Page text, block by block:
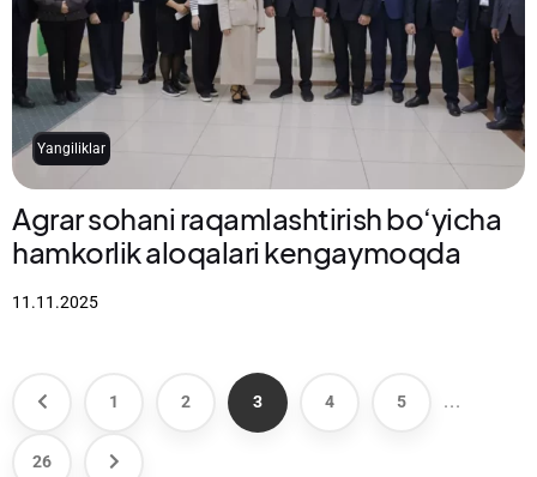
Yangiliklar
Agrar sohani raqamlashtirish bo‘yicha
hamkorlik aloqalari kengaymoqda
11.11.2025
1 2 3 4 5 ...
26